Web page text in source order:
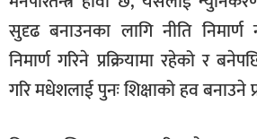
सुदृढ बनाउनका लागि नीति
निमार्ण गरिने प्रक्रियामा रहेको र
गरि मधेशलाई पुनः शिक्षाको हव बनाउने